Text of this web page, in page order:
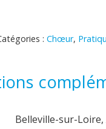
: Chœur,
Belleville-sur-